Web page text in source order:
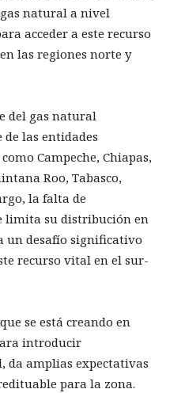
natural a nivel
acceder a este recurso
las regiones norte y
del gas natural
las entidades
Campeche, Chiapas,
Roo, Tabasco,
la falta de
limita su distribución en
un desafío significativo
recurso vital en el sur-
se está creando en
introducir
da amplias expectativas
para la zona.